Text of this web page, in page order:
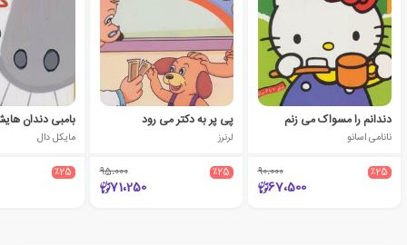
دندانم را مسواک می زنم
نانامی اسانو
٪25 90،000
67،500
پی پر به دکتر می رود
لرنرز
٪25 95،000
71،250
مایکل دال
٪25